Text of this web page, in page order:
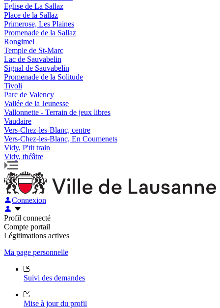
Eglise de La Sallaz
Place de la Sallaz
Primerose, Les Plaines
Promenade de la Sallaz
Rongimel
Temple de St-Marc
Lac de Sauvabelin
Signal de Sauvabelin
Promenade de la Solitude
Tivoli
Parc de Valency
Vallée de la Jeunesse
Vallonnette - Terrain de jeux libres
Vaudaire
Vers-Chez-les-Blanc, centre
Vers-Chez-les-Blanc, En Coumenets
Vidy, P'tit train
Vidy, théâtre
Connexion
Profil connecté
Compte portail
Légitimations actives
Ma page personnelle
Suivi des demandes
Mise à jour du profil